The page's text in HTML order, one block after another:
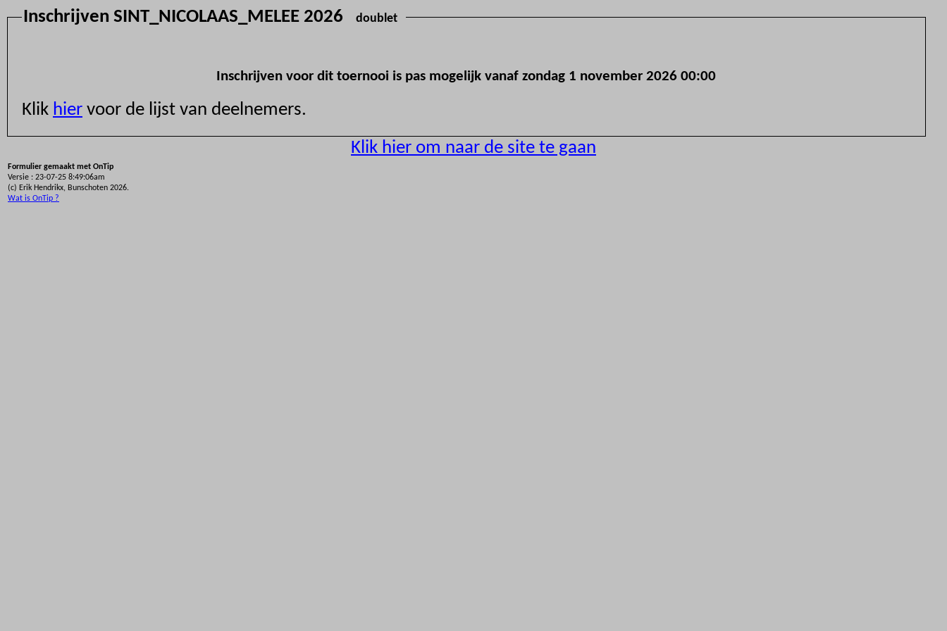
Inschrijven SINT_NICOLAAS_MELEE 2026 doublet
Inschrijven voor dit toernooi is pas mogelijk vanaf zondag 1 november 2026 00:00
Klik hier voor de lijst van deelnemers.
Klik hier om naar de site te gaan
Formulier gemaakt met OnTip
Versie : 23-07-25 8:49:06am
(c) Erik Hendrikx, Bunschoten 2026.
Wat is OnTip ?